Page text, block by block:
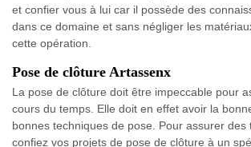
et confier vous à lui car il possède des
dans ce domaine et sans négliger les
cette opération.
Pose de clôture Artassenx
La pose de clôture doit être impeccable pour
cours du temps. Elle doit en effet avoir la
bonnes techniques de pose. Pour assurer des
confiez vos projets de pose de clôture à un